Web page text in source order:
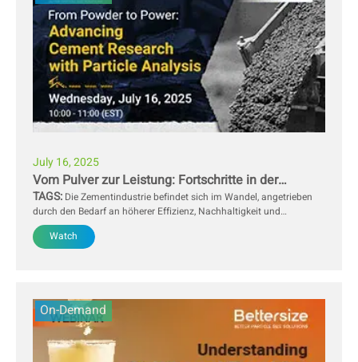
July 16, 2025
Vom Pulver zur Leistung: Fortschritte in der
Zementforschung durch Partikelanalyse
TAGS: Die Zementindustrie befindet sich im Wandel, angetrieben
durch den Bedarf an höherer Effizienz, Nachhaltigkeit und
verbesserter Materialleistung. Das Verständnis des
Partikelverhaltens – etwa Größe, Form und Dichte – ist
Festigkeitsentwicklung und die Verarbeitbarkeit in
Bauanwendungen.
Watch
On-Demand